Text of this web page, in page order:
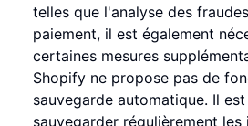
telles que l'analyse des
paiement, il est également
certaines mesures
Shopify ne propose pas de
sauvegarde automatique. Il
sauvegarder régulièrement